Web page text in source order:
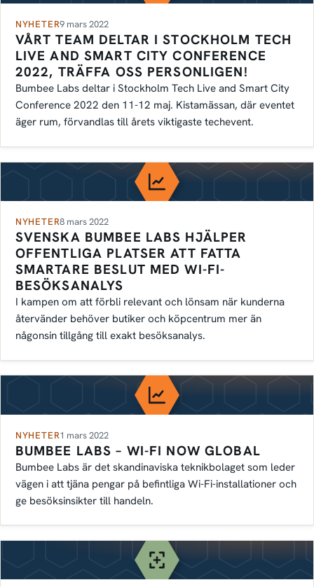
NYHETER9 mars 2022
VÅRT TEAM DELTAR I STOCKHOLM TECH
LIVE AND SMART CITY CONFERENCE
2022, TRÄFFA OSS PERSONLIGEN!
Bumbee Labs deltar i Stockholm Tech Live and Smart City
Conference 2022 den 11-12 maj. Kistamässan, där eventet
äger rum, förvandlas till årets viktigaste techevent.
NYHETER8 mars 2022
SVENSKA BUMBEE LABS HJÄLPER
OFFENTLIGA PLATSER ATT FATTA
SMARTARE BESLUT MED WI-FI-
BESÖKSANALYS
I kampen om att förbli relevant och lönsam när kunderna
återvänder behöver butiker och köpcentrum mer än
någonsin tillgång till exakt besöksanalys.
NYHETER1 mars 2022
BUMBEE LABS – WI-FI NOW GLOBAL
Bumbee Labs är det skandinaviska teknikbolaget som leder
vägen i att tjäna pengar på befintliga Wi-Fi-installationer och
ge besöksinsikter till handeln.